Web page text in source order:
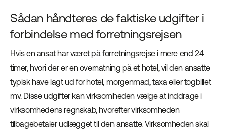
Sådan håndteres de faktiske udgifter i
forbindelse med forretningsrejsen
Hvis en ansat har været på forretningsrejse i mere end 24
timer, hvori der er en overnatning på et hotel, vil den ansatte
typisk have lagt ud for hotel, morgenmad, taxa eller togbillet
mv. Disse udgifter kan virksomheden vælge at inddrage i
virksomhedens regnskab, hvorefter virksomheden
tilbagebetaler udlægget til den ansatte. Virksomheden skal